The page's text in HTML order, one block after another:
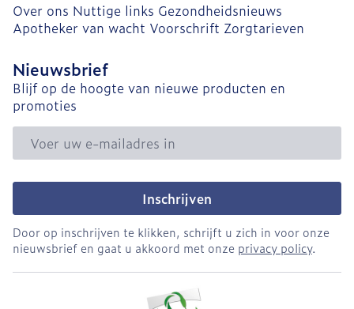
Over ons Nuttige links Gezondheidsnieuws
Apotheker van wacht Voorschrift Zorgtarieven
Nieuwsbrief
Blijf op de hoogte van nieuwe producten en
promoties
E-mail adres
Inschrijven
Door op inschrijven te klikken, schrijft u zich in voor onze
nieuwsbrief en gaat u akkoord met onze privacy policy.